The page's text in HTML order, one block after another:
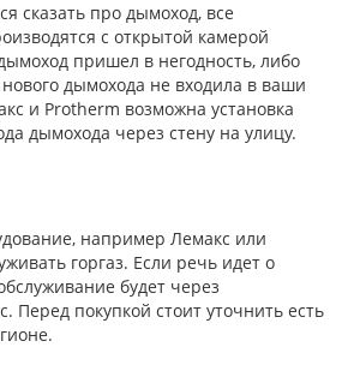
сказать про дымоход, все
с открытой камерой
пришел в негодность, либо
нового дымохода не входила в ваши
и Protherm возможна установка
дымохода через стену на улицу.
например Лемакс или
горгаз. Если речь идет о
будет через
Перед покупкой стоит уточнить есть